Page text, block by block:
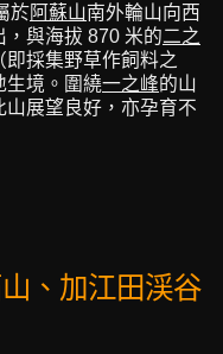
於阿蘇山南外輪山向西
與海拔 870 米的二之
採集野草作飼料之
生境。圍繞一之峰的山
展望良好，亦孕育不
、加江田渓谷